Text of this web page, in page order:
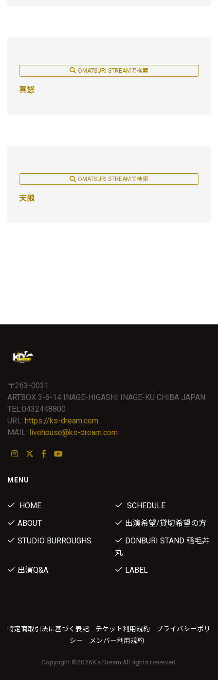
OMATSURI STREAMで検索
喜怒
OMATSURI STREAMで検索
天狼
〒263-0031
ARTBOX 3-6-14 INAGE-HIGASHI INAGE-KU CHIBA JAPAN
TEL:0432448800
URL: https://ks-dream.com
MAIL: livehouse@ks-dream.com
MENU
HOME
SCHEDULE
ABOUT
出演希望/貸切希望の方
STUDIO BURROUGHS
DONBURI STAND 稲毛丼
丸
出演Q&A
LABEL
特定商取引法に基づく表記 チケット利用規約
プライバシーポリ
シー
メンバー利用規約
Copyright ©2026K's Dream All rights reserved.